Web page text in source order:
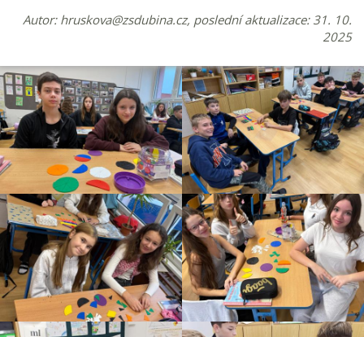
Autor: hruskova@zsdubina.cz, poslední aktualizace: 31. 10.
2025